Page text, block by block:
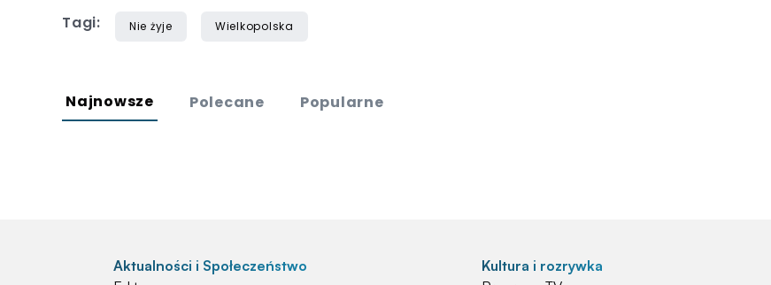
Tagi: Nie żyje Wielkopolska
Najnowsze Polecane Popularne
Aktualności i Społeczeństwo
Kultura i rozrywka